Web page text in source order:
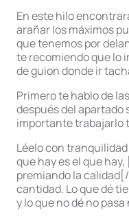
En este hilo
arañar los máximos
que tenemos por
te recomiendo que lo
de guion donde ir
Primero te hablo de
después del apartado
importante trabajarlo
Léelo con
que hay es el que
premiando la
cantidad. Lo que dé
y lo que no dé no pasa